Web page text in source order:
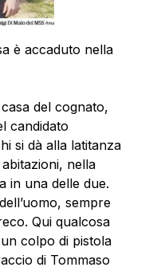
è accaduto nella
del cognato,
candidato
si dà alla latitanza
nella
in una delle due.
sempre
Qui qualcosa
colpo di pistola
di Tommaso